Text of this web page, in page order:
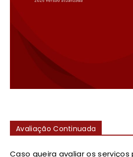
Avaliação Continuada
Caso queira avaliar os